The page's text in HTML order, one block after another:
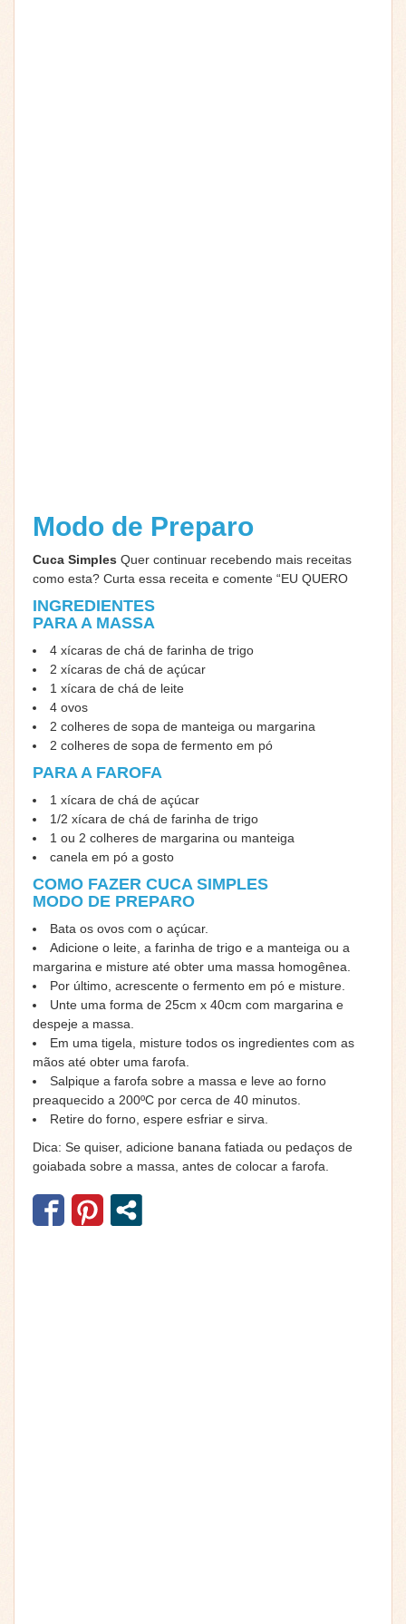
Modo de Preparo
Cuca Simples Quer continuar recebendo mais receitas
como esta? Curta essa receita e comente “EU QUERO
INGREDIENTES
PARA A MASSA
4 xícaras de chá de farinha de trigo
2 xícaras de chá de açúcar
1 xícara de chá de leite
4 ovos
2 colheres de sopa de manteiga ou margarina
2 colheres de sopa de fermento em pó
PARA A FAROFA
1 xícara de chá de açúcar
1/2 xícara de chá de farinha de trigo
1 ou 2 colheres de margarina ou manteiga
canela em pó a gosto
COMO FAZER CUCA SIMPLES
MODO DE PREPARO
Bata os ovos com o açúcar.
Adicione o leite, a farinha de trigo e a manteiga ou a
margarina e misture até obter uma massa homogênea.
Por último, acrescente o fermento em pó e misture.
Unte uma forma de 25cm x 40cm com margarina e
despeje a massa.
Em uma tigela, misture todos os ingredientes com as
mãos até obter uma farofa.
Salpique a farofa sobre a massa e leve ao forno
preaquecido a 200ºC por cerca de 40 minutos.
Retire do forno, espere esfriar e sirva.
Dica: Se quiser, adicione banana fatiada ou pedaços de
goiabada sobre a massa, antes de colocar a farofa.